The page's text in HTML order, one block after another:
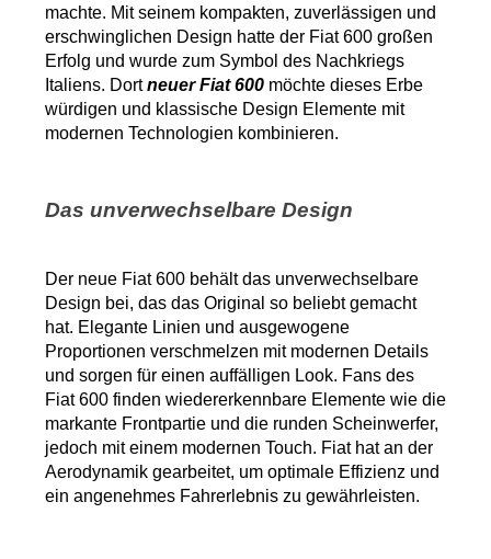
machte. Mit seinem kompakten, zuverlässigen und
erschwinglichen Design hatte der Fiat 600 großen
Erfolg und wurde zum Symbol des Nachkriegs
Italiens. Dort neuer Fiat 600 möchte dieses Erbe
würdigen und klassische Design Elemente mit
modernen Technologien kombinieren.
Das unverwechselbare Design
Der neue Fiat 600 behält das unverwechselbare
Design bei, das das Original so beliebt gemacht
hat. Elegante Linien und ausgewogene
Proportionen verschmelzen mit modernen Details
und sorgen für einen auffälligen Look. Fans des
Fiat 600 finden wiedererkennbare Elemente wie die
markante Frontpartie und die runden Scheinwerfer,
jedoch mit einem modernen Touch. Fiat hat an der
Aerodynamik gearbeitet, um optimale Effizienz und
ein angenehmes Fahrerlebnis zu gewährleisten.